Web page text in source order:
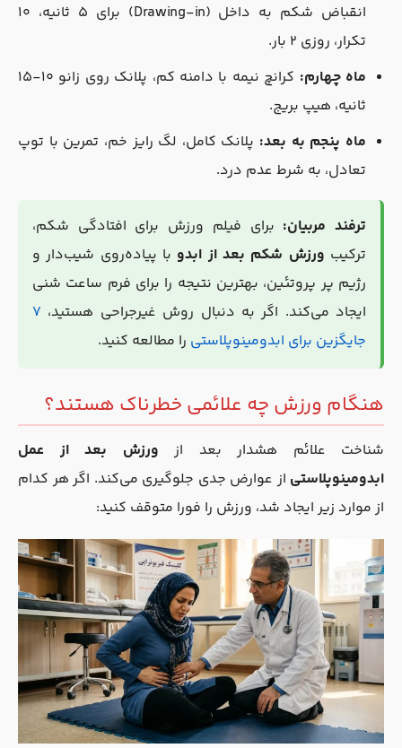
انقباض شکم به داخل (Drawing-in) برای ۵ ثانیه، ۱۰
تکرار، روزی ۲ بار.
ماه چهارم:
کرانچ نیمه با دامنه کم، پلانک روی زانو ۱۰-۱۵
ثانیه، هیپ بریج.
ماه پنجم به بعد:پلانک کامل، لگ رایز خم، تمرین با توپ
تعادل، به شرط عدم درد.
ترفند مربیان:برای فیلم ورزش برای افتادگی شکم،
ترکیبورزش شکم بعد از ابدوبا پیاده‌روی شیب‌دار و
رژیم پر پروتئین، بهترین نتیجه را برای فرم ساعت شنی
ایجاد می‌کند. اگر به دنبال روش غیرجراحی هستید،۷
جایگزین برای ابدومینوپلاستیرا مطالعه کنید.
هنگام ورزش چه علائمی خطرناک هستند؟
شناخت علائم هشدار بعد از
ورزش بعد از عمل
ابدومینوپلاستیاز عوارض جدی جلوگیری می‌کند. اگر هر کدام
از موارد زیر ایجاد شد، ورزش را فورا متوقف کنید: